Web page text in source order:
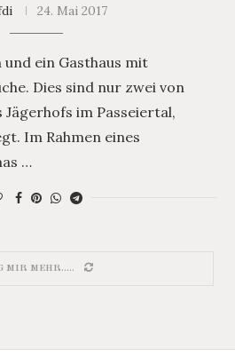
24. Mai 2017
ein Gasthaus mit
Dies sind nur zwei von
im Passeiertal,
Im Rahmen eines
…
MIR MEHR.....